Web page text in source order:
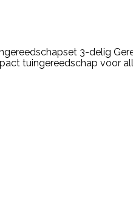
3-delig
tuingereedschap voor